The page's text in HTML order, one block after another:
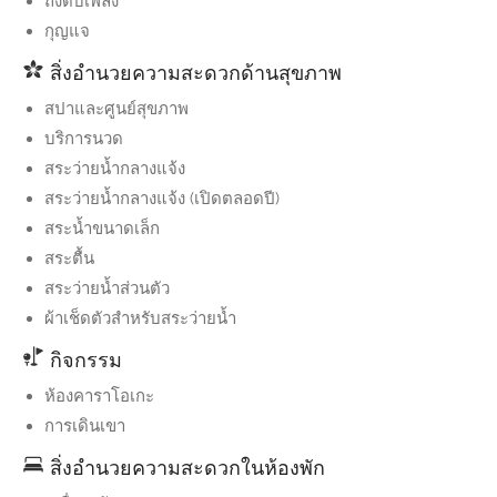
กุญแจ
สิ่งอำนวยความสะดวกด้านสุขภาพ
สปาและศูนย์สุขภาพ
บริการนวด
สระว่ายน้ำกลางแจ้ง
สระว่ายน้ำกลางแจ้ง (เปิดตลอดปี)
สระน้ำขนาดเล็ก
สระตื้น
สระว่ายน้ำส่วนตัว
ผ้าเช็ดตัวสำหรับสระว่ายน้ำ
กิจกรรม
ห้องคาราโอเกะ
การเดินเขา
สิ่งอำนวยความสะดวกในห้องพัก